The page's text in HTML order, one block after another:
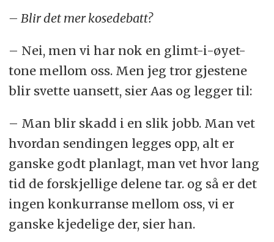
– Blir det mer kosedebatt?
– Nei, men vi har nok en glimt-i-øyet-
tone mellom oss. Men jeg tror gjestene
blir svette uansett, sier Aas og legger til:
– Man blir skadd i en slik jobb. Man vet
hvordan sendingen legges opp, alt er
ganske godt planlagt, man vet hvor lang
tid de forskjellige delene tar. og så er det
ingen konkurranse mellom oss, vi er
ganske kjedelige der, sier han.